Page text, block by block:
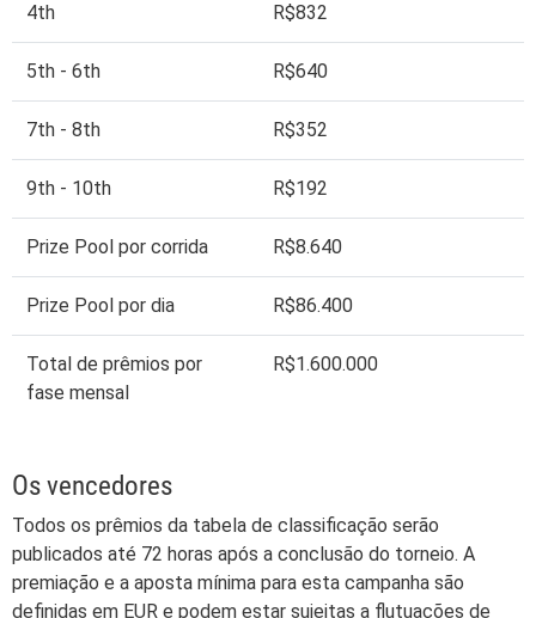
4th R$832
5th - 6th R$640
7th - 8th R$352
9th - 10th R$192
Prize Pool por corrida R$8.640
Prize Pool por dia R$86.400
Total de prêmios por
fase mensal
R$1.600.000
Os vencedores
Todos os prêmios da tabela de classificação serão
publicados até 72 horas após a conclusão do torneio. A
premiação e a aposta mínima para esta campanha são
definidas em EUR e podem estar sujeitas a flutuações de